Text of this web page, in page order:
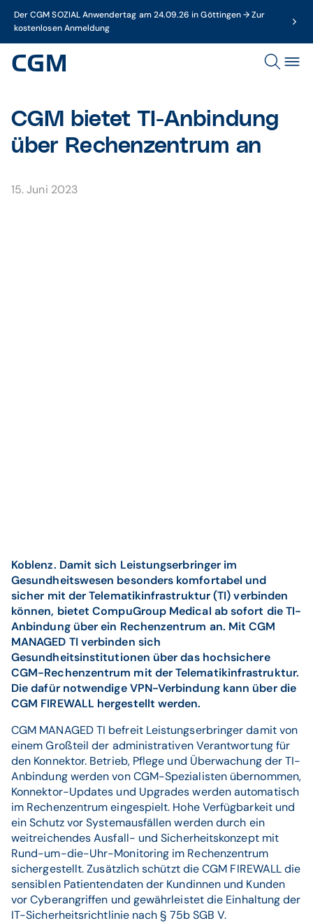
Der CGM SOZIAL Anwendertag am 24.09.26 in Göttingen → Zur
kostenlosen Anmeldung
CGM bietet TI-Anbindung
über Rechenzentrum an
15. Juni 2023
Koblenz. Damit sich Leistungserbringer im
Gesundheitswesen besonders komfortabel und
sicher mit der Telematikinfrastruktur (TI) verbinden
können, bietet CompuGroup Medical ab sofort die TI-
Anbindung über ein Rechenzentrum an. Mit CGM
MANAGED TI verbinden sich
Gesundheitsinstitutionen über das hochsichere
CGM-Rechenzentrum mit der Telematikinfrastruktur.
Die dafür notwendige VPN-Verbindung kann über die
CGM FIREWALL hergestellt werden.
CGM MANAGED TI befreit Leistungserbringer damit von
einem Großteil der administrativen Verantwortung für
den Konnektor. Betrieb, Pflege und Überwachung der TI-
Anbindung werden von CGM-Spezialisten übernommen,
Konnektor-Updates und Upgrades werden automatisch
im Rechenzentrum eingespielt. Hohe Verfügbarkeit und
ein Schutz vor Systemausfällen werden durch ein
weitreichendes Ausfall- und Sicherheitskonzept mit
Rund-um-die-Uhr-Monitoring im Rechenzentrum
sichergestellt. Zusätzlich schützt die CGM FIREWALL die
sensiblen Patientendaten der Kundinnen und Kunden
vor Cyberangriffen und gewährleistet die Einhaltung der
IT-Sicherheitsrichtlinie nach § 75b SGB V.